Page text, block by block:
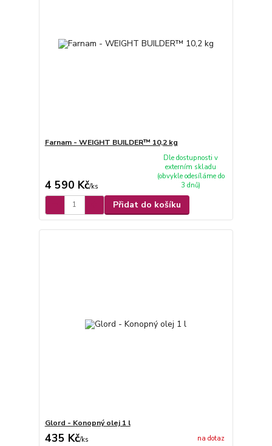
Farnam - WEIGHT BUILDER™ 10,2 kg
4 590 Kč/ks
Dle dostupnosti v
externím skladu
(obvykle odesíláme do
3 dnů)
Přidat do košíku
Glord - Konopný olej 1 l
435 Kč/ks na dotaz